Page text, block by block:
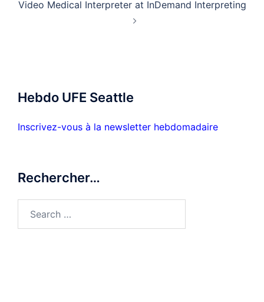
Video Medical Interpreter at InDemand Interpreting
Hebdo UFE Seattle
Inscrivez-vous à la newsletter hebdomadaire
Rechercher…
for: